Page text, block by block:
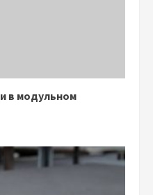
в модульном